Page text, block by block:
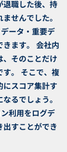
退職した後、持
せんでした。
ータ・重要デ
ます。 会社内
そのことだけ
す。 そこで、複
スコア集計す
るでしょう。
利用をログデ
すことができ